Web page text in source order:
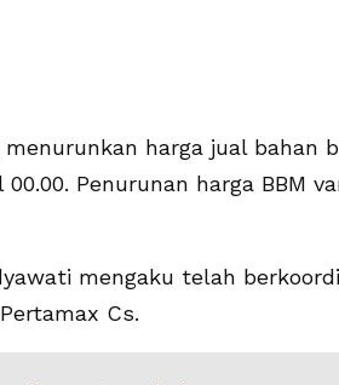
harga jual bahan
Penurunan harga BBM
mengaku telah
Cs.